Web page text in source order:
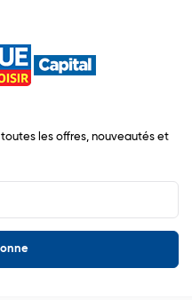
les offres, nouveautés et